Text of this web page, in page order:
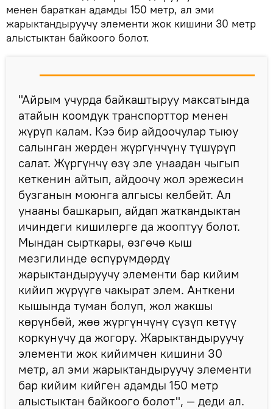
менен бараткан адамды 150 метр, ал эми
жарыктандыруучу элементи жок кишини 30 метр
алыстыктан байкоого болот.
"Айрым учурда байкаштыруу максатында
атайын коомдук транспорттор менен
жүрүп калам. Кээ бир айдоочулар тыюу
салынган жерден жүргүнчүнү түшүрүп
салат. Жүргүнчү өзү эле унаадан чыгып
кеткенин айтып, айдоочу жол эрежесин
бузганын моюнга алгысы келбейт. Ал
унааны башкарып, айдап жаткандыктан
ичиндеги кишилерге да жооптуу болот.
Мындан сырткары, өзгөчө кыш
мезгилинде өспүрүмдөрдү
жарыктандыруучу элементи бар кийим
кийип жүрүүгө чакырат элем. Анткени
кышында туман болуп, жол жакшы
көрүнбөй, жөө жүргүнчүнү сүзүп кетүү
коркунучу да жогору. Жарыктандыруучу
элементи жок кийимчен кишини 30
метр, ал эми жарыктандыруучу элементи
бар кийим кийген адамды 150 метр
алыстыктан байкоого болот", — деди ал.